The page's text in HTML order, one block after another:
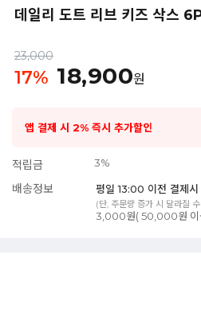
데일리 도트 리브 키즈 삭스
23,000
17% 18,900원
앱 결제 시 2% 즉시 추가할인
적립금 3%
배송정보 평일 13:00 이전 결제시
(단, 주문량 증가 시 달라질
3,000원( 50,000원 이